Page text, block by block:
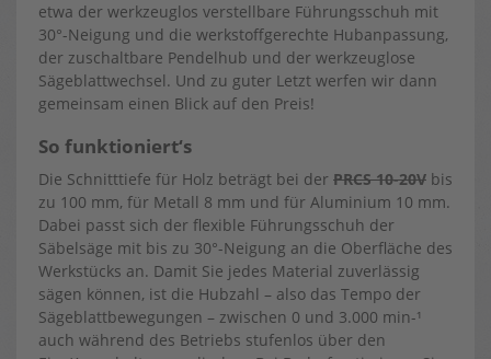
etwa der werkzeuglos verstellbare Führungsschuh mit
30°-Neigung und die werkstoffgerechte Hubanpassung,
der zuschaltbare Pendelhub und der werkzeuglose
Sägeblattwechsel. Und zu guter Letzt werfen wir dann
gemeinsam einen Blick auf den Preis!
So funktioniert‘s
Die Schnitttiefe für Holz beträgt bei der PRCS 10-20V bis
zu 100 mm, für Metall 8 mm und für Aluminium 10 mm.
Dabei passt sich der flexible Führungsschuh der
Säbelsäge mit bis zu 30°-Neigung an die Oberfläche des
Werkstücks an. Damit Sie jedes Material zuverlässig
sägen können, ist die Hubzahl – also das Tempo der
Sägeblattbewegungen – zwischen 0 und 3.000 min-¹
auch während des Betriebs stufenlos über den